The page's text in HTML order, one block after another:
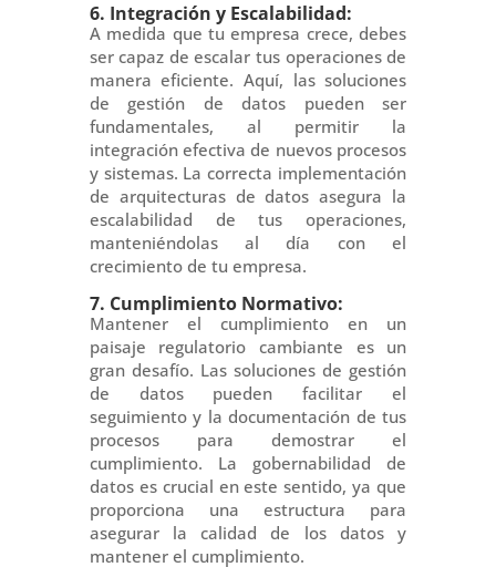
6. Integración y Escalabilidad:
A medida que tu empresa crece, debes
ser capaz de escalar tus operaciones de
manera eficiente. Aquí, las soluciones
de gestión de datos pueden ser
fundamentales, al permitir la
integración efectiva de nuevos procesos
y sistemas. La correcta implementación
de arquitecturas de datos asegura la
escalabilidad de tus operaciones,
manteniéndolas al día con el
crecimiento de tu empresa.
7. Cumplimiento Normativo:
Mantener el cumplimiento en un
paisaje regulatorio cambiante es un
gran desafío. Las soluciones de gestión
de datos pueden facilitar el
seguimiento y la documentación de tus
procesos para demostrar el
cumplimiento. La gobernabilidad de
datos es crucial en este sentido, ya que
proporciona una estructura para
asegurar la calidad de los datos y
mantener el cumplimiento.